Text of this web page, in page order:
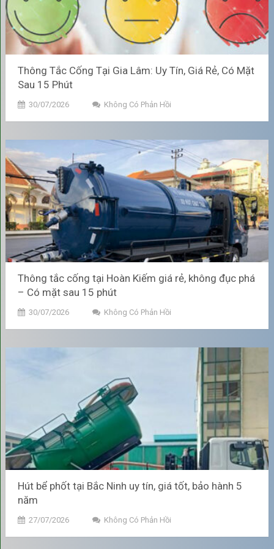
Ngăn Ngừa Tắc Nghẽn và Đầy
Ứ Hệ Thống
Duy trì không gian chứa:
phân hủy (như tóc, túi ni-lông nhỏ, băng vệ sinh, giấy vệ sinh
loại dai, dầu mỡ,...) sẽ tích tụ lại thành lớp bùn cặn dưới đáy
bể. Việc hút định kỳ sẽ loại bỏ lớp bùn cặn này, giải phóng
dung tích để bể phốt tiếp tục hoạt động hiệu quả.
Tránh tắc ống thoát:Khi bể phốt quá đầy, lớp bùn cặn sẽ
dâng lên, lấp kín đường ống thông giữa các ngăn hoặc
đường ống thoát nước ra ngoài. Điều này gây ra tình trạng
bồn cầu xả nước chậm, không trôi hoặc nước thải trào ngược
lên, làm gián đoạn sinh hoạt.
Ngăn Ngừa Tắc Nghẽn và Đầy Ứ Hệ Thống
Tiết kiệm chi phí, tránh sửa
chữa tốn kém
Thay vì đợi bể phốt đầy hoặc tắc nghẽn nghiêm trọng mới xử
hoặc thường xuyên hơn đối với cơ sở kinh doanh, giúp hạn
Thông Tắc Cống Tại Gia Lâm: Uy Tín, Giá Rẻ, Có Mặt
Sau 15 Phút
30/07/2026 Không Có Phản Hồi
Thông tắc cống tại Hoàn Kiếm giá rẻ, không đục phá
– Có mặt sau 15 phút
30/07/2026 Không Có Phản Hồi
Hút bể phốt tại Bắc Ninh uy tín, giá tốt, bảo hành 5
năm
27/07/2026 Không Có Phản Hồi